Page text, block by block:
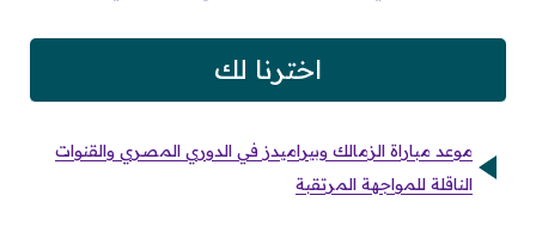
اخترنا لك
موعد مباراة الزمالك وبيراميدز في الدوري المصري والقنوات
الناقلة للمواجهة المرتقبة